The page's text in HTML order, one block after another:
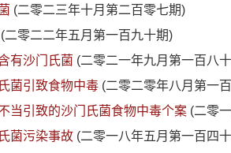
(二零二三年十月第二百零七期)
(二零二二年五月第一百九十期)
有沙门氏菌 (二零二一年九月第一百八
菌引致食物中毒 (二零二零年八月第一
当引致的沙门氏菌食物中毒个案 (二零
菌污染事故 (二零一八年五月第一百四